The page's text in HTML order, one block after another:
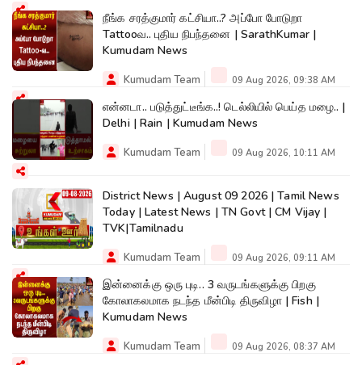
நீங்க சரத்குமார் கட்சியா..? அப்போ போடுறா
Tattooவ.. புதிய நிபந்தனை | SarathKumar |
Kumudam News
Kumudam Team 09 Aug 2026, 09:38 AM
என்னடா.. படுத்துட்டீங்க..! டெல்லியில் பெய்த மழை.. |
Delhi | Rain | Kumudam News
Kumudam Team 09 Aug 2026, 10:11 AM
District News | August 09 2026 | Tamil News
Today | Latest News | TN Govt | CM Vijay |
TVK|Tamilnadu
Kumudam Team 09 Aug 2026, 09:11 AM
இன்னைக்கு ஒரு புடி.. 3 வருடங்களுக்கு பிறகு
கோலாகலமாக நடந்த மீன்பிடி திருவிழா | Fish |
Kumudam News
Kumudam Team 09 Aug 2026, 08:37 AM